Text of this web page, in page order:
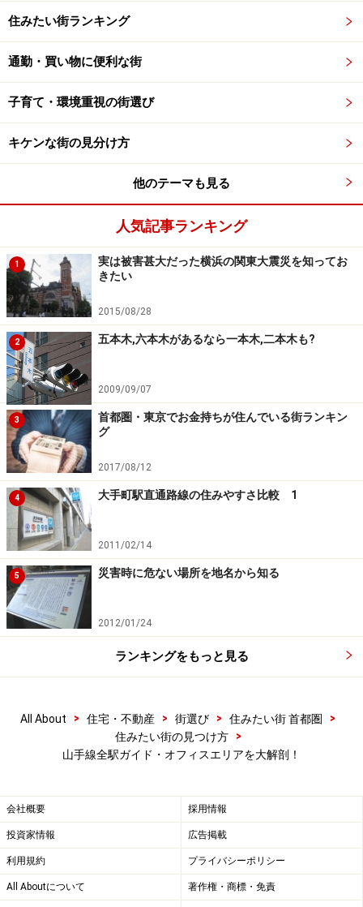
線の見直しはさらに進むはずだ。
特筆すべきは医療機関の集中、不安は高齢
化
生活の利便性に関して、ひとつ、特筆すべき事実を指摘
しておこう。それは山手線内には大規模病院が集中して
大学病院、都立病院、国立病院などそれぞれに経営母体
は異なるが、大学病院の大半が明治から大正期に創設、
都立病院も明治期創設が多いなどと考えていくと、それ
らの多くは明治から戦後早期までに作られていることが
分かる。当然、その時代に人口の多かった地域に建設さ
れているため、その多くが山手線内に集中する結果にな
るのである。
ただ、医療面では近くに大病院があって安心だが、その
先の介護となると問題は別。地価が高いことが影響し
て、都心では公益性のある施設の新設は非常に難しい。
今後、都心部ほど介護問題が深刻になるという識者も。
どこに住むにしてもメリットがあればデメリットもある
わけだが、都心には他地域より大きい介護リスクがある
かもしれないことは覚えておいても良いと思う。
赤は人気、価格・賃料ともに高い西側エリ
う。以下の沿線図は3色に分けられており、濃淡はその
地域の特徴が薄いことを意味する。
山手線29駅を非常におおまかに3つのエリアに分けてみた。
赤は人気エリア、緑は比較的安価で庶民的な雰囲気のあるエ
リア、青はオフィスなど業務エリア。色の濃淡はその地域の
特徴の強弱を表している。実際には間の部分は重なるところ
もあり、特徴はこんなにきれいには分かれないが、ここは分
かりやすさ優先（クリックで拡大）
住みたい街ランキング
通勤・買い物に便利な街
子育て・環境重視の街選び
キケンな街の見分け方
他のテーマも見る
人気記事ランキング
1
実は被害甚大だった横浜の関東大震災を知ってお
きたい
2015/08/28
2 五本木,六本木があるなら一本木,二本木も?
2009/09/07
3
首都圏・東京でお金持ちが住んでいる街ランキン
グ
2017/08/12
4 大手町駅直通路線の住みやすさ比較 1
2011/02/14
5 災害時に危ない場所を地名から知る
2012/01/24
ランキングをもっと見る
All About > 住宅・不動産 > 街選び > 住みたい街 首都圏
>
住みたい街の見つけ方
>
山手線全駅ガイド・オフィスエリアを大解剖！
会社概要 採用情報
投資家情報 広告掲載
利用規約 プライバシーポリシー
All Aboutについて 著作権・商標・免責